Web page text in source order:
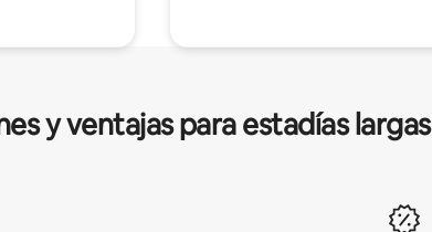
y ventajas para estadías largas